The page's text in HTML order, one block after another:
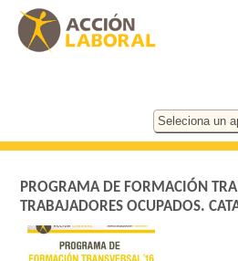
PROGRAMA DE FORMACIÓN
TRABAJADORES OCUPADOS.